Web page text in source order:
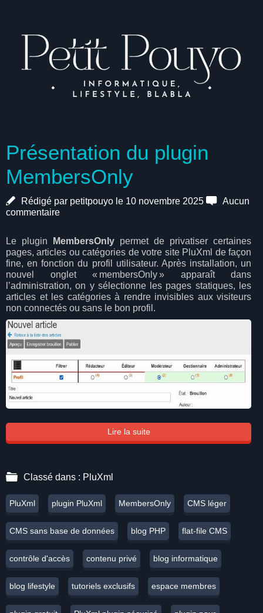
Présentation du plugin
MembersOnly
Rédigé par petitpouyo le 10 novembre 2025
Aucun
commentaire
Le plugin MembersOnly permet de privatiser certaines
pages, articles ou catégories de votre site PluXml de façon
fine, en fonction du profil utilisateur. Après installation, un
nouvel onglet « membersOnly » apparaît dans
l’administration, on y sélectionne les pages statiques, les
articles et les catégories à rendre invisibles aux visiteurs
non connectés ou sans le bon profil.
Lire la suite
Classé dans : PluXml
PluXml plugin PluXml MembersOnly CMS léger
CMS sans base de données blog PHP flat-file CMS
contrôle d'accès contenu privé blog informatique
blog lifestyle tutoriels exclusifs espace membres